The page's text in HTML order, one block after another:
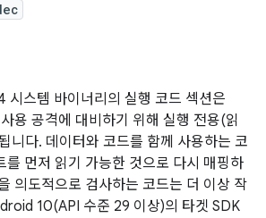
시스템 바이너리의 실행 코드 섹션은
용 공격에 대비하기 위해 실행 전용(읽
니다. 데이터와 코드를 함께 사용하는 코
를 먼저 읽기 가능한 것으로 다시 매핑하
의도적으로 검사하는 코드는 더 이상 작
10(API 수준 29 이상)의 타겟 SDK